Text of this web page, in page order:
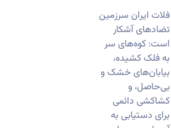
فلات ایران سرزمین
تضادهای آشکار
است: کوه‌های سر
به فلک کشیده،
بیابان‌های خشک و
بی‌حاصل، و
کشاکشی دائمی
برای دستیابی به